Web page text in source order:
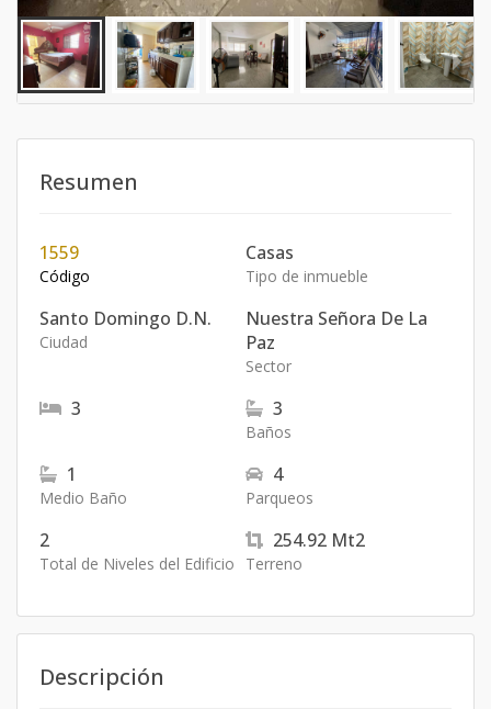
Resumen
1559
Código
Casas
Tipo de inmueble
Santo Domingo D.N.
Ciudad
Nuestra Señora De La
Paz
Sector
3 3
Baños
1
Medio Baño
4
Parqueos
2
Total de Niveles del Edificio
254.92 Mt2
Terreno
Descripción